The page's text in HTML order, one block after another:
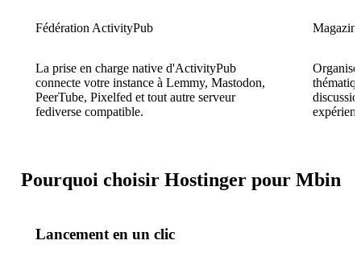
Fédération ActivityPub
La prise en charge native d'ActivityPub
connecte votre instance à Lemmy, Mastodon,
PeerTube, Pixelfed et tout autre serveur
fediverse compatible.
Pourquoi choisir Hostinger pour Mbin
Lancement en un clic